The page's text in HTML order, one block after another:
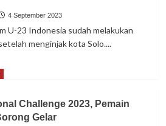
4 September 2023
U-23 Indonesia sudah melakukan
menginjak kota Solo....
Challenge 2023, Pemain
Gelar